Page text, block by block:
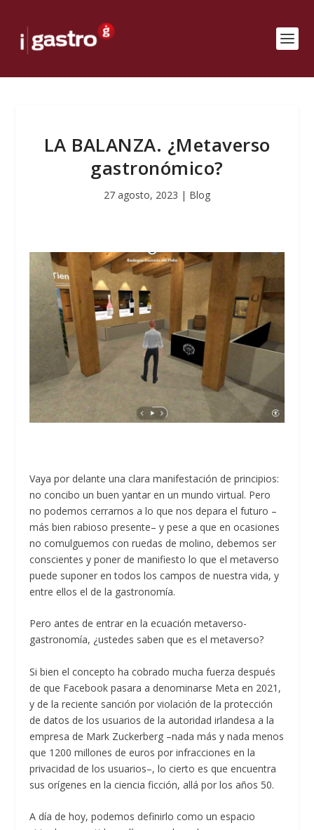
LA BALANZA. ¿Metaverso
gastronómico?
27 agosto, 2023 | Blog
Vaya por delante una clara manifestación de principios:
no concibo un buen yantar en un mundo virtual. Pero
no podemos cerrarnos a lo que nos depara el futuro –
más bien rabioso presente– y pese a que en ocasiones
no comulguemos con ruedas de molino, debemos ser
conscientes y poner de manifiesto lo que el metaverso
puede suponer en todos los campos de nuestra vida, y
entre ellos el de la gastronomía.
Pero antes de entrar en la ecuación metaverso-
gastronomía, ¿ustedes saben que es el metaverso?
Si bien el concepto ha cobrado mucha fuerza después
de que Facebook pasara a denominarse Meta en 2021,
y de la reciente sanción por violación de la protección
de datos de los usuarios de la autoridad irlandesa a la
empresa de Mark Zuckerberg –nada más y nada menos
que 1200 millones de euros por infracciones en la
privacidad de los usuarios–, lo cierto es que encuentra
sus orígenes en la ciencia ficción, allá por los años 50.
A día de hoy, podemos definirlo como un espacio